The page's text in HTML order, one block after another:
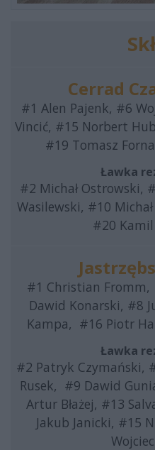
Cerrad
#1 Alen Pajenk, #6
Vincić, #15 Norbert
#19 Tomasz
Ławka
#2 Michał Ostrowski,
Wasilewski, #10
#20
#1 Christian Fromm,
Dawid Konarski, #8
Kampa, #16 Piotr
Ławka
#2 Patryk Czymański,
Rusek, #9 Dawid
Artur Błażej, #13
Jakub Janicki, #15